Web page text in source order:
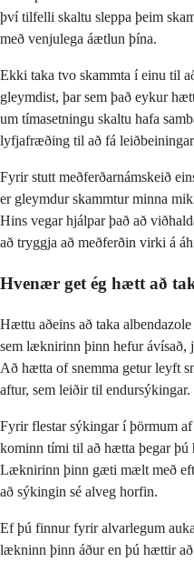
því tilfelli skaltu sleppa þeim
með venjulega áætlun þína.
Ekki taka tvo skammta í einu til
gleymdist, þar sem það eykur
um tímasetningu skaltu hafa
lyfjafræðing til að fá
Fyrir stutt meðferðarnámskeið
er gleymdur skammtur minna
Hins vegar hjálpar það að
að tryggja að meðferðin virki á
Hvenær get ég hætt að
Hættu aðeins að taka
sem læknirinn þinn hefur ávísað,
Að hætta of snemma getur leyft
aftur, sem leiðir til endursýkingar.
Fyrir flestar sýkingar í þörmum
kominn tími til að hætta þegar þú
Læknirinn þinn gæti mælt með
að sýkingin sé alveg horfin.
Ef þú finnur fyrir alvarlegum
lækninn þinn áður en þú hættir